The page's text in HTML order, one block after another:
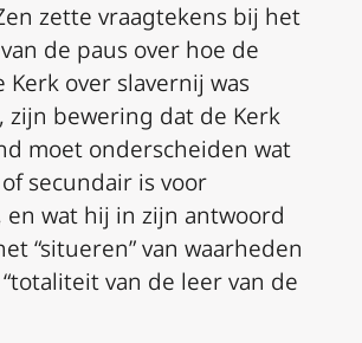
zette vraagtekens bij het
de paus over hoe de
Kerk over slavernij was
zijn bewering dat de Kerk
moet onderscheiden wat
secundair is voor
en wat hij in zijn antwoord
“situeren” van waarheden
van de leer van de